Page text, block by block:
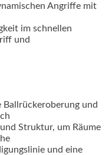
Angriffe mit
im schnellen
und
Ballrückeroberung und
Struktur, um Räume
und eine